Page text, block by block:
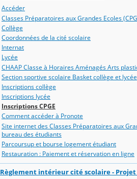
Accéder
Classes Préparatoires aux Grandes Ecoles
Collège
Coordonnées de la cité scolaire
Internat
Lycée
CHAAP Classe à Horaires Aménagés Arts
Section sportive scolaire Basket collège et lycée
Inscriptions collège
Inscriptions lycée
Inscriptions CPGE
Comment accéder à Pronote
Site internet des Classes Préparatoires aux
bureau des étudiants
Parcoursup et bourse logement étudiant
Restauration : Paiement et réservation en ligne
Règlement intérieur cité scolaire -